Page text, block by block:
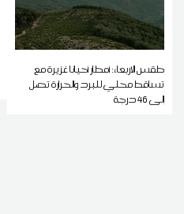
طقس الاربعاء: أمطار أحيانا غزيرة مع
تساقط محلي للبرد والحرارة تصل
إلى 46 درجة